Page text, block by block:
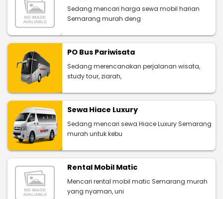
Sedang mencari harga sewa mobil harian
Semarang murah deng
PO Bus Pariwisata
Sedang merencanakan perjalanan wisata,
study tour, ziarah,
Sewa Hiace Luxury
Sedang mencari sewa Hiace Luxury Semarang
murah untuk kebu
Rental Mobil Matic
Mencari rental mobil matic Semarang murah
yang nyaman, uni